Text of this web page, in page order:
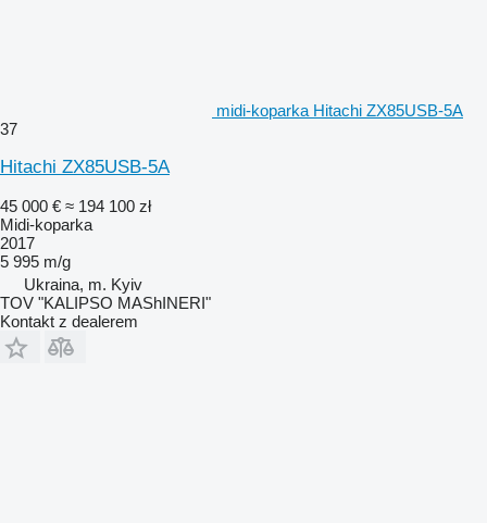
midi-koparka Hitachi ZX85USB-5A
37
Hitachi ZX85USB-5A
45 000 € ≈ 194 100 zł
Midi-koparka
2017
5 995 m/g
Ukraina, m. Kyiv
TOV "KALIPSO MAShINERI"
Kontakt z dealerem